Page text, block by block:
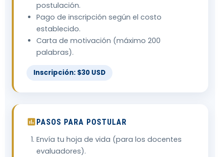
postulación.
Pago de inscripción según el costo
establecido.
Carta de motivación (máximo 200
palabras).
Inscripción: $30 USD
PASOS PARA POSTULAR
Envía tu hoja de vida (para los docentes
evaluadores).